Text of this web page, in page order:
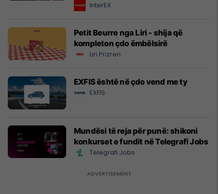
InterEX
Petit Beurre nga Liri - shija që
kompleton çdo ëmbëlsirë
Liri Prizren
EXFIS është në çdo vend me ty
EXFIS
Mundësi të reja për punë: shikoni
konkurset e fundit në Telegrafi Jobs
Telegrafi Jobs